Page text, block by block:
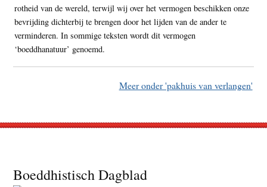
rotheid van de wereld, terwijl wij over het vermogen beschikken onze
bevrijding dichterbij te brengen door het lijden van de ander te
verminderen. In sommige teksten wordt dit vermogen
‘boeddhanatuur’ genoemd.
Meer onder 'pakhuis van verlangen'
Footer
Boeddhistisch Dagblad